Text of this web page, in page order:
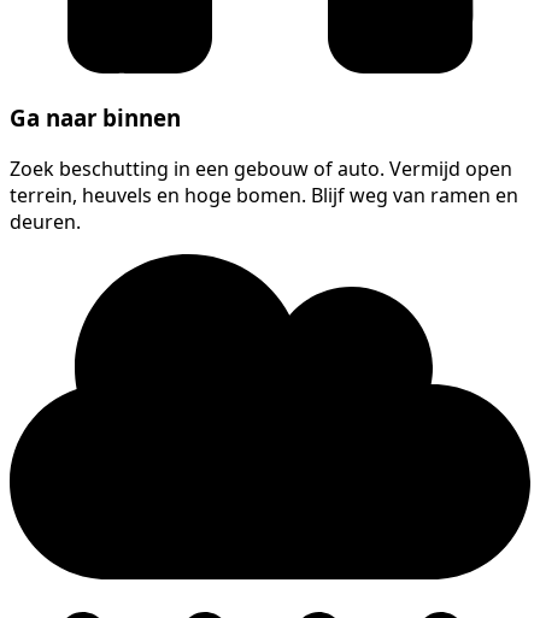
Ga naar binnen
Zoek beschutting in een gebouw of auto. Vermijd open
terrein, heuvels en hoge bomen. Blijf weg van ramen en
deuren.